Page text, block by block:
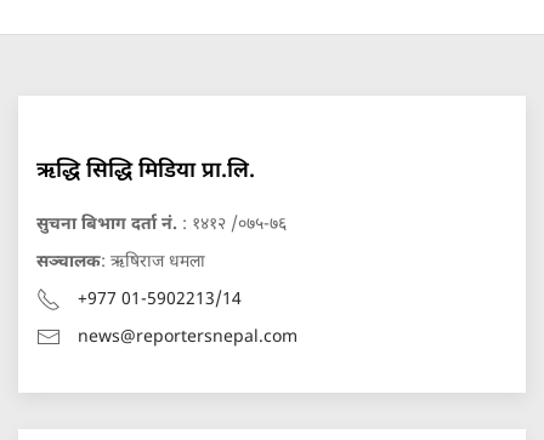
ऋद्धि सिद्धि मिडिया प्रा.लि.
सुचना बिभाग दर्ता नं. : १४१२ /०७५-७६
सञ्चालक: ऋषिराज धमला
+977 01-5902213/14
news@reportersnepal.com